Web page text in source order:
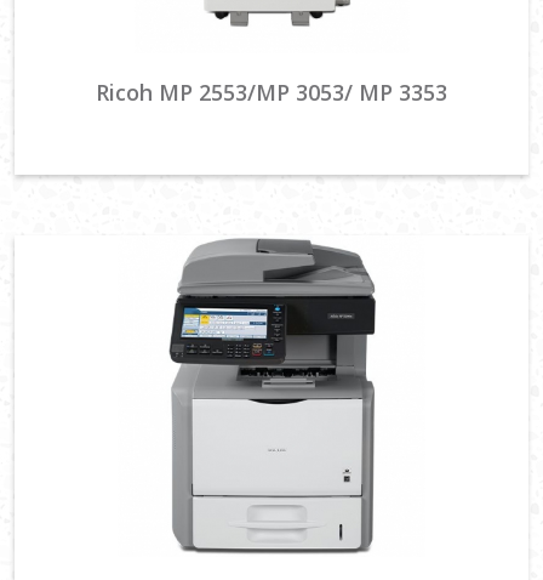
Ricoh MP 2553/MP 3053/ MP 3353